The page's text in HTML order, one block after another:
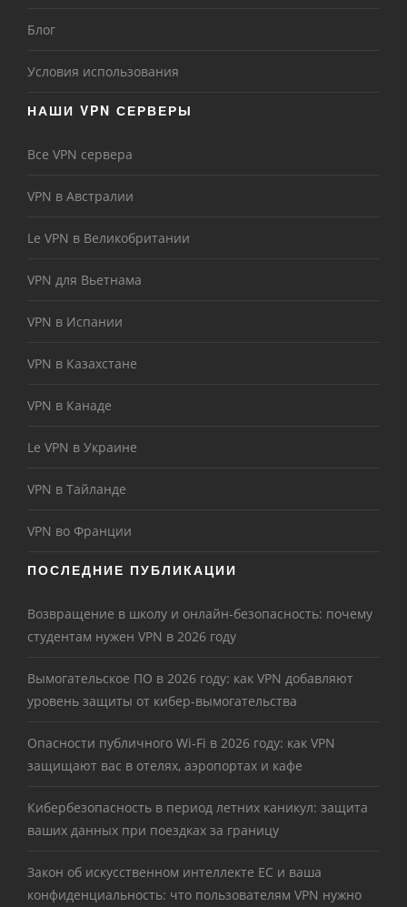
Блог
Условия использования
НАШИ VPN СЕРВЕРЫ
Все VPN сервера
VPN в Австралии
Le VPN в Великобритании
VPN для Вьетнама
VPN в Испании
VPN в Казахстане
VPN в Канаде
Le VPN в Украине
VPN в Тайланде
VPN во Франции
ПОСЛЕДНИЕ ПУБЛИКАЦИИ
Возвращение в школу и онлайн-безопасность: почему
студентам нужен VPN в 2026 году
Вымогательское ПО в 2026 году: как VPN добавляют
уровень защиты от кибер-вымогательства
Опасности публичного Wi-Fi в 2026 году: как VPN
защищают вас в отелях, аэропортах и кафе
Кибербезопасность в период летних каникул: защита
ваших данных при поездках за границу
Закон об искусственном интеллекте ЕС и ваша
конфиденциальность: что пользователям VPN нужно